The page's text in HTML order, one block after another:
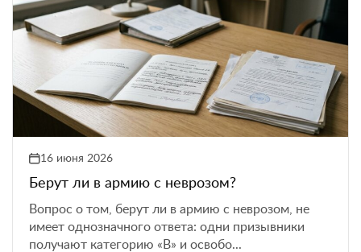
16 июня 2026
Берут ли в армию с неврозом?
Вопрос о том, берут ли в армию с неврозом, не
имеет однозначного ответа: одни призывники
получают категорию «В» и освобо...